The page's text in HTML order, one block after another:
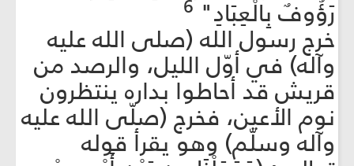
رَؤُوفٌ بِالْعِبَادِ" 6
خرج رسول الله (صلى الله عليه
وآله) في أوّل الليل، والرصد من
قريش قد أحاطوا بداره ينتظرون
نوم الأعين، فخرج (صلّى الله عليه
وآله وسلّم) وهو يقرأ قوله